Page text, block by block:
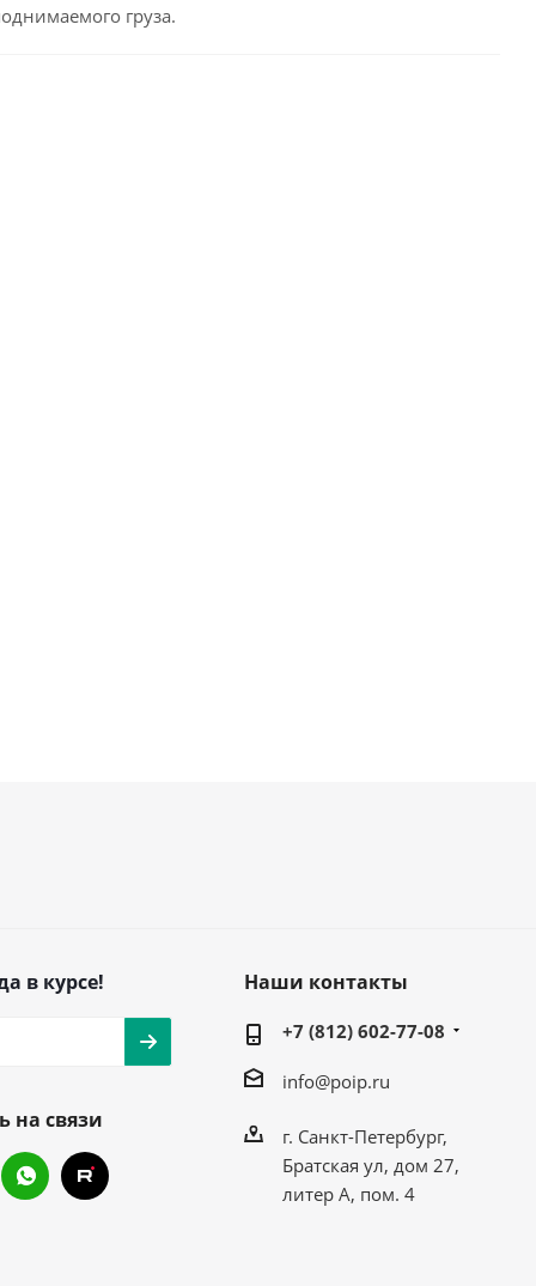
груза.
в курсе!
на связи
Наши контакты
+7 (812) 602-77-08
info@poip.ru
г. Санкт-Петербург,
Братская ул, дом 27,
литер А, пом. 4